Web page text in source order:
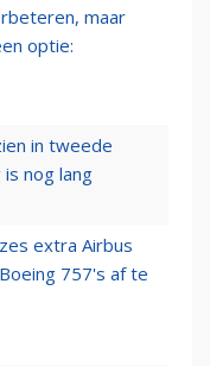
maar
optie:
in tweede
nog lang
extra Airbus
757's af te